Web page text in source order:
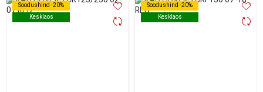
Soodushind -20%
Kesklaos
Soodushind -20%
Kesklaos
Soodushind -20%
Kesklaos
Soodushind -20%
Kesklaos